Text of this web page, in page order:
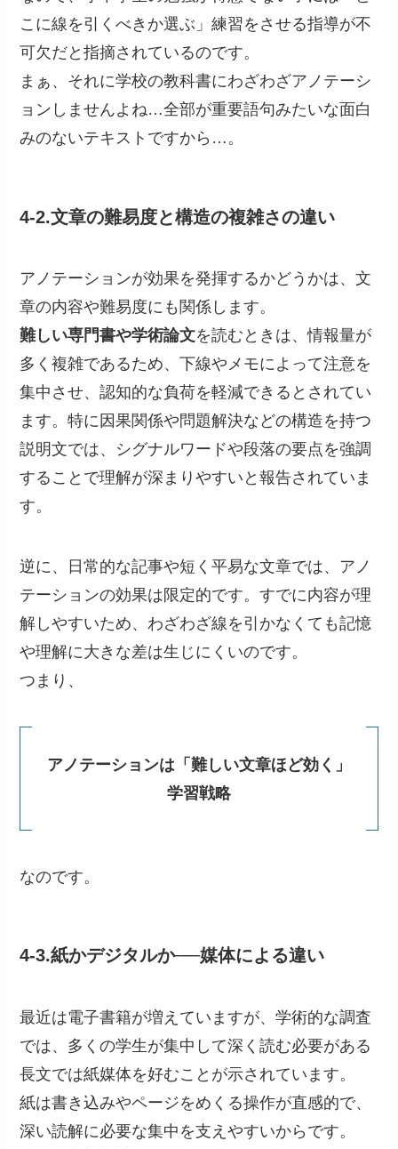
こに線を引くべきか選ぶ」練習をさせる指導が不
可欠だと指摘されているのです。
まぁ、それに学校の教科書にわざわざアノテーシ
ョンしませんよね…全部が重要語句みたいな面白
みのないテキストですから…。
4-2.文章の難易度と構造の複雑さの違い
アノテーションが効果を発揮するかどうかは、文
章の内容や難易度にも関係します。
難しい専門書や学術論文を読むときは、情報量が
多く複雑であるため、下線やメモによって注意を
集中させ、認知的な負荷を軽減できるとされてい
ます。特に因果関係や問題解決などの構造を持つ
説明文では、シグナルワードや段落の要点を強調
することで理解が深まりやすいと報告されていま
す。
逆に、日常的な記事や短く平易な文章では、アノ
テーションの効果は限定的です。すでに内容が理
解しやすいため、わざわざ線を引かなくても記憶
や理解に大きな差は生じにくいのです。
つまり、
アノテーションは「難しい文章ほど効く」
学習戦略
なのです。
4-3.紙かデジタルか──媒体による違い
最近は電子書籍が増えていますが、学術的な調査
では、多くの学生が集中して深く読む必要がある
長文では紙媒体を好むことが示されています。
紙は書き込みやページをめくる操作が直感的で、
深い読解に必要な集中を支えやすいからです。